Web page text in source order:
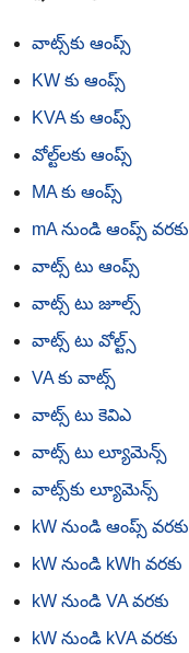
వాట్స్‌కు ఆంప్స్
KW కు ఆంప్స్
KVA కు ఆంప్స్
వోల్ట్‌లకు ఆంప్స్
MA కు ఆంప్స్
mA నుండి ఆంప్స్ వరకు
వాట్స్ టు ఆంప్స్
వాట్స్ టు జూల్స్
వాట్స్ టు వోల్ట్స్
VA కు వాట్స్
వాట్స్ టు కెవిఎ
వాట్స్ టు ల్యూమెన్స్
వాట్స్‌కు ల్యూమెన్స్
kW నుండి ఆంప్స్ వరకు
kW నుండి kWh వరకు
kW నుండి VA వరకు
kW నుండి kVA వరకు